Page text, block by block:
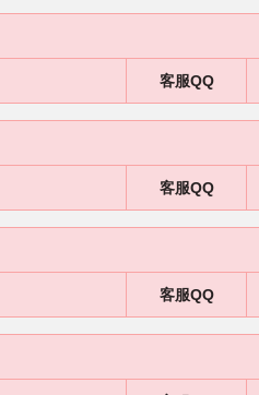
客服QQ
客服QQ
客服QQ